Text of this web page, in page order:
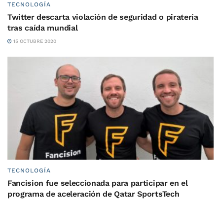
TECNOLOGÍA
Twitter descarta violación de seguridad o piratería
tras caída mundial
15 OCTUBRE 2020
TECNOLOGÍA
Fancision fue seleccionada para participar en el
programa de aceleración de Qatar SportsTech